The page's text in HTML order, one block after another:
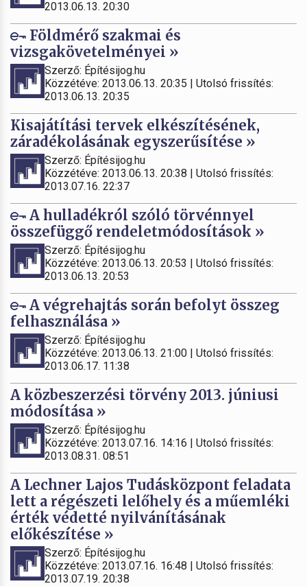
2013.06.13. 20:30
Földmérő szakmai és
vizsgakövetelményei »
Szerző: Építésijog.hu
Közzétéve: 2013.06.13. 20:35 | Utolsó frissítés:
2013.06.13. 20:35
Kisajátítási tervek elkészítésének,
záradékolásának egyszerűsítése »
Szerző: Építésijog.hu
Közzétéve: 2013.06.13. 20:38 | Utolsó frissítés:
2013.07.16. 22:37
A hulladékról szóló törvénnyel
összefüggő rendeletmódosítások »
Szerző: Építésijog.hu
Közzétéve: 2013.06.13. 20:53 | Utolsó frissítés:
2013.06.13. 20:53
A végrehajtás során befolyt összeg
felhasználása »
Szerző: Építésijog.hu
Közzétéve: 2013.06.13. 21:00 | Utolsó frissítés:
2013.06.17. 11:38
A közbeszerzési törvény 2013. júniusi
módosítása »
Szerző: Építésijog.hu
Közzétéve: 2013.07.16. 14:16 | Utolsó frissítés:
2013.08.31. 08:51
A Lechner Lajos Tudásközpont feladata
lett a régészeti lelőhely és a műemléki
érték védetté nyilvánításának
előkészítése »
Szerző: Építésijog.hu
Közzétéve: 2013.07.16. 16:48 | Utolsó frissítés:
2013.07.19. 20:38